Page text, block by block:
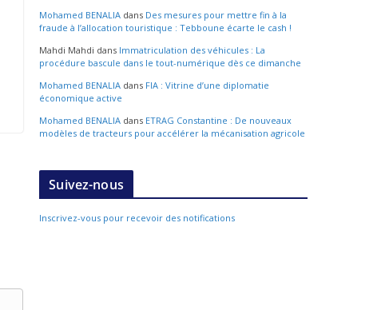
Mohamed BENALIA dans Des mesures pour mettre fin à la
fraude à l’allocation touristique : Tebboune écarte le cash !
Mahdi Mahdi dans Immatriculation des véhicules : La
procédure bascule dans le tout-numérique dès ce dimanche
Mohamed BENALIA dans FIA : Vitrine d’une diplomatie
économique active
Mohamed BENALIA dans ETRAG Constantine : De nouveaux
modèles de tracteurs pour accélérer la mécanisation agricole
Suivez-nous
Inscrivez-vous pour recevoir des notifications